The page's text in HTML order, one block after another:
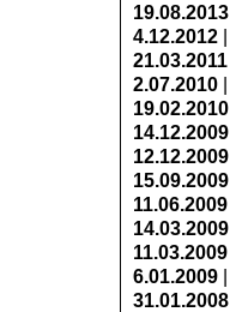
19.08.2013
4.12.2012 |
21.03.2011
2.07.2010 |
19.02.2010
14.12.2009
12.12.2009
15.09.2009
11.06.2009
14.03.2009
11.03.2009
6.01.2009 |
31.01.2008